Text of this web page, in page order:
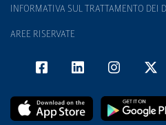
INFORMATIVA SUL TRATTAMENTO DEI
AREE RISERVATE